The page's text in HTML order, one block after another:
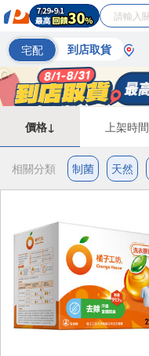
宅配 到店取貨
價格↓ 上架時間
相關分類 制菌 天然